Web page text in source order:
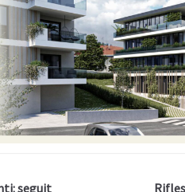
seguit